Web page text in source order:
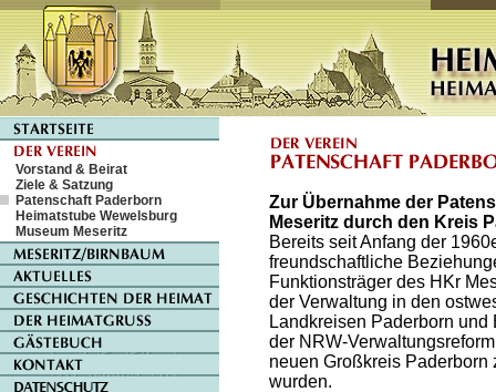
Vorstand & Beirat
Ziele & Satzung
Patenschaft Paderborn
Heimatstube Wewelsburg
Museum Meseritz
Zur Übernahme der
Meseritz durch den Kreis
Bereits seit Anfang der
freundschaftliche
Funktionsträger des HKr
der Verwaltung in den
Landkreisen Paderborn und
der NRW-
neuen Großkreis Paderborn
wurden.